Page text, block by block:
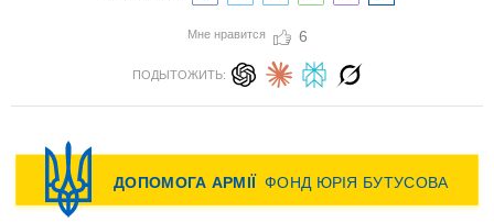
Мне нравится 6
ПОДЫТОЖИТЬ: